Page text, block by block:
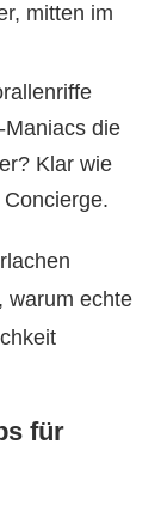
mitten im
die
Klar wie
warum echte
für